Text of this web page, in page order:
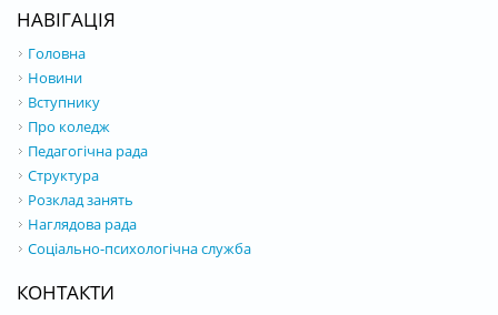
НАВІГАЦІЯ
Головна
Новини
Вступнику
Про коледж
Педагогічна рада
Структура
Розклад занять
Наглядова рада
Соціально-психологічна служба
КОНТАКТИ